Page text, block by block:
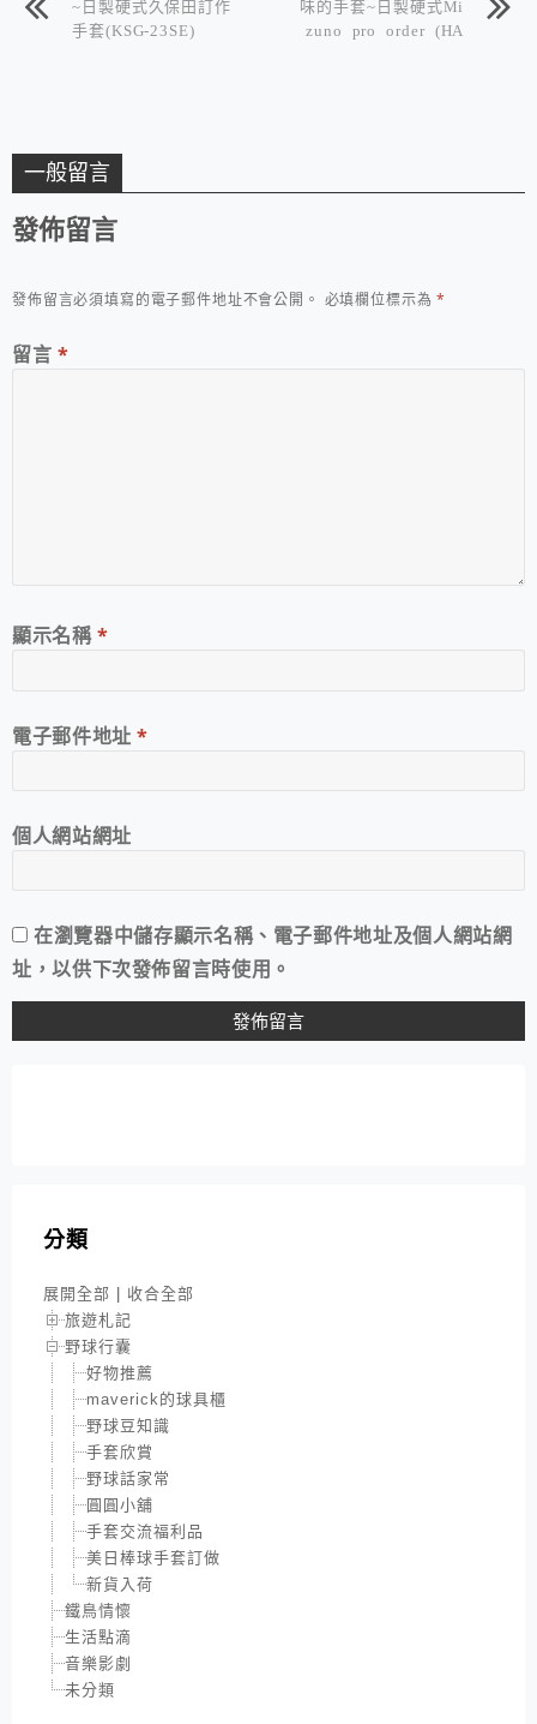
~日製硬式久保田訂作
手套(KSG-23SE)
味的手套~日製硬式Mi
zuno pro order (HA
一般留言
發佈留言
發佈留言必須填寫的電子郵件地址不會公開。 必填欄位標示為*
留言 *
顯示名稱*
電子郵件地址*
個人網站網址
在瀏覽器中儲存顯示名稱、電子郵件地址及個人網站網
址，以供下次發佈留言時使用。
分類
展開全部 | 收合全部
旅遊札記
野球行囊
好物推薦
maverick的球具櫃
野球豆知識
手套欣賞
野球話家常
圓圓小舖
手套交流福利品
美日棒球手套訂做
新貨入荷
鐵鳥情懷
生活點滴
音樂影劇
未分類